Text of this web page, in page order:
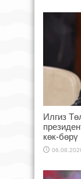
Илгиз
көк-бөрү